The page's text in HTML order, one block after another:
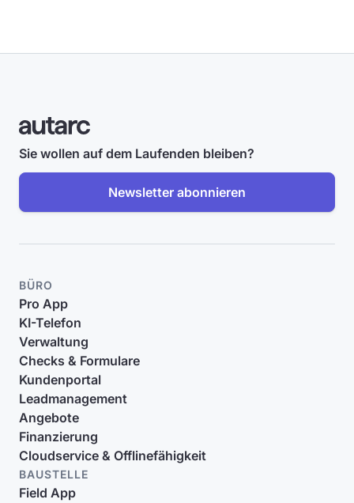
Sie wollen auf dem Laufenden bleiben?
Newsletter abonnieren
BÜRO
Pro App
KI-Telefon
Verwaltung
Checks & Formulare
Kundenportal
Leadmanagement
Angebote
Finanzierung
Cloudservice & Offlinefähigkeit
BAUSTELLE
Field App